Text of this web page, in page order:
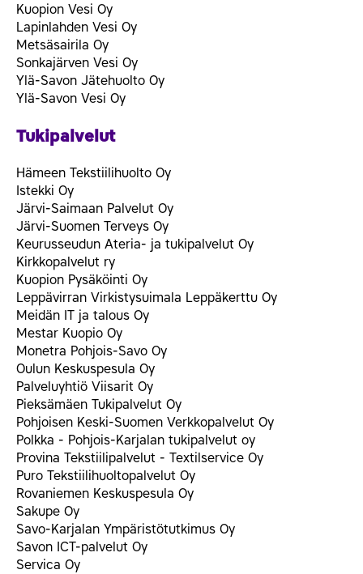
Kuopion Vesi Oy
Lapinlahden Vesi Oy
Metsäsairila Oy
Sonkajärven Vesi Oy
Ylä-Savon Jätehuolto Oy
Ylä-Savon Vesi Oy
Tukipalvelut
Hämeen Tekstiilihuolto Oy
Istekki Oy
Järvi-Saimaan Palvelut Oy
Järvi-Suomen Terveys Oy
Keurusseudun Ateria- ja tukipalvelut Oy
Kirkkopalvelut ry
Kuopion Pysäköinti Oy
Leppävirran Virkistysuimala Leppäkerttu Oy
Meidän IT ja talous Oy
Mestar Kuopio Oy
Monetra Pohjois-Savo Oy
Oulun Keskuspesula Oy
Palveluyhtiö Viisarit Oy
Pieksämäen Tukipalvelut Oy
Pohjoisen Keski-Suomen Verkkopalvelut Oy
Polkka - Pohjois-Karjalan tukipalvelut oy
Provina Tekstiilipalvelut - Textilservice Oy
Puro Tekstiilihuoltopalvelut Oy
Rovaniemen Keskuspesula Oy
Sakupe Oy
Savo-Karjalan Ympäristötutkimus Oy
Savon ICT-palvelut Oy
Servica Oy